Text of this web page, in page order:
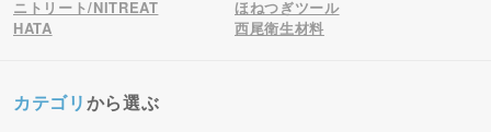
ニトリート/NITREAT
ほねつぎツール
HATA
西尾衛生材料
カテゴリから選ぶ